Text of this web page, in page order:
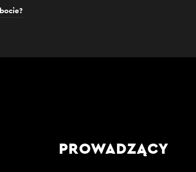
PROWADZĄCY